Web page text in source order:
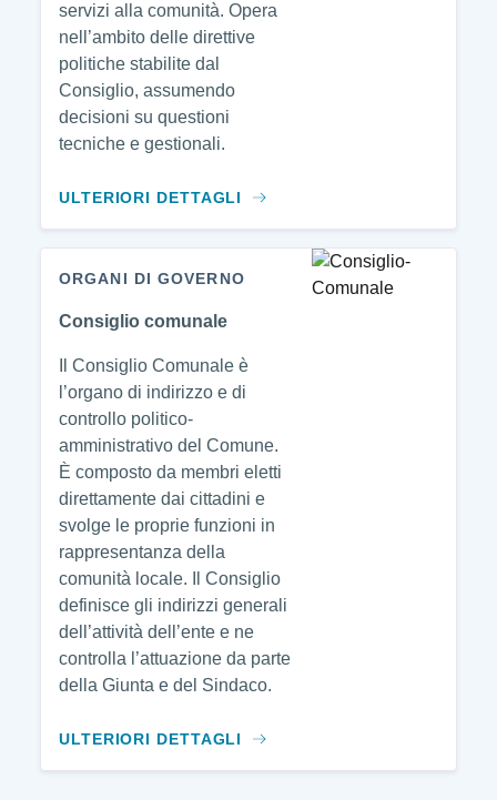
servizi alla comunità. Opera
nell’ambito delle direttive
politiche stabilite dal
Consiglio, assumendo
decisioni su questioni
tecniche e gestionali.
ULTERIORI DETTAGLI
ORGANI DI GOVERNO
Consiglio comunale
Il Consiglio Comunale è
l’organo di indirizzo e di
controllo politico-
amministrativo del Comune.
È composto da membri eletti
direttamente dai cittadini e
svolge le proprie funzioni in
rappresentanza della
comunità locale. Il Consiglio
definisce gli indirizzi generali
dell’attività dell’ente e ne
controlla l’attuazione da parte
della Giunta e del Sindaco.
ULTERIORI DETTAGLI